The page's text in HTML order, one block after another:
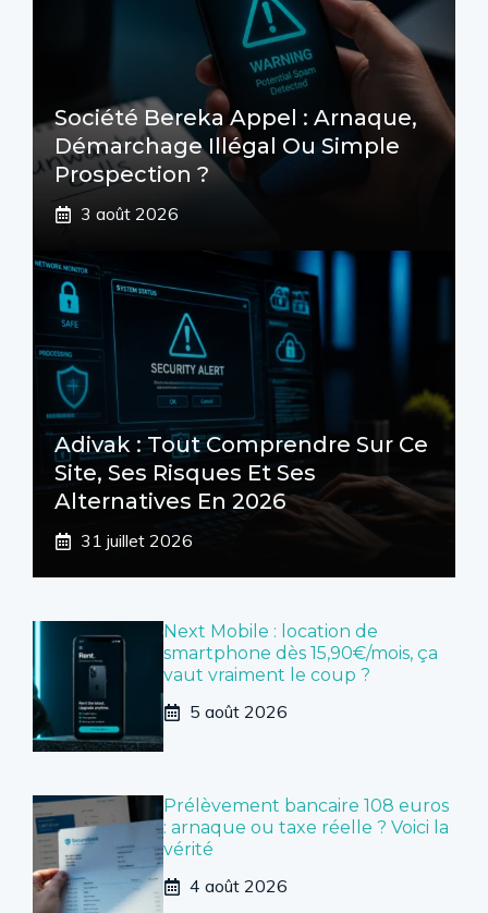
Société Bereka Appel : Arnaque,
Démarchage Illégal Ou Simple
Prospection ?
3 août 2026
Adivak : Tout Comprendre Sur Ce
Site, Ses Risques Et Ses
Alternatives En 2026
31 juillet 2026
Next Mobile : location de
smartphone dès 15,90€/mois, ça
vaut vraiment le coup ?
5 août 2026
Prélèvement bancaire 108 euros
: arnaque ou taxe réelle ? Voici la
vérité
4 août 2026